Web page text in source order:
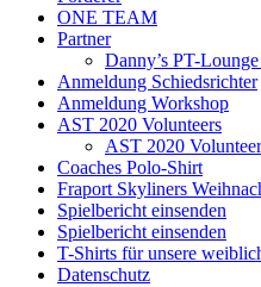
ONE TEAM
Partner
Danny’s PT-
Anmeldung Schiedsrichter
Anmeldung Workshop
AST 2020 Volunteers
AST 2020
Coaches Polo-Shirt
Fraport Skyliners
Spielbericht einsenden
Spielbericht einsenden
T-Shirts für unsere
Datenschutz